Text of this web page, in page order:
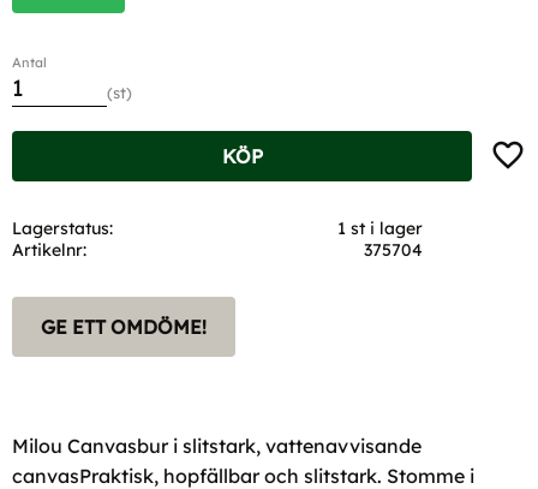
Antal
st
KÖP
Lagerstatus
1 st i lager
Artikelnr
375704
GE ETT OMDÖME!
Milou Canvasbur i slitstark, vattenavvisande
canvasPraktisk, hopfällbar och slitstark. Stomme i